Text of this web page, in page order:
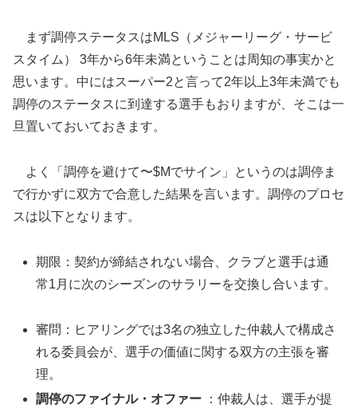
まず調停ステータスはMLS（メジャーリーグ・サービ
スタイム） 3年から6年未満ということは周知の事実かと
思います。中にはスーパー2と言って2年以上3年未満でも
調停のステータスに到達する選手もおりますが、そこは一
旦置いておいておきます。
よく「調停を避けて〜$Mでサイン」というのは調停ま
で行かずに双方で合意した結果を言います。調停のプロセ
スは以下となります。
期限：契約が締結されない場合、クラブと選手は通
常1月に次のシーズンのサラリーを交換し合います。
審問：ヒアリングでは3名の独立した仲裁人で構成さ
れる委員会が、選手の価値に関する双方の主張を審
理。
調停のファイナル・オファー
：仲裁人は、選手が提